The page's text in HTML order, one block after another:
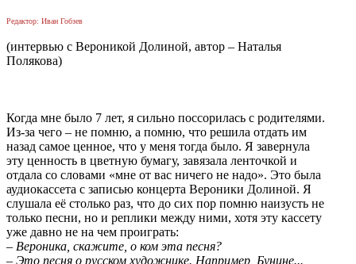
Редактор: Иван Гобзев
(интервью с Вероникой Долиной, автор – Наталья
Полякова)
Когда мне было 7 лет, я сильно поссорилась с родителями.
Из-за чего – не помню, а помню, что решила отдать им
назад самое ценное, что у меня тогда было. Я завернула
эту ценность в цветную бумагу, завязала ленточкой и
отдала со словами «мне от вас ничего не надо». Это была
аудиокассета с записью концерта Вероники Долиной. Я
слушала её столько раз, что до сих пор помню наизусть не
только песни, но и реплики между ними, хотя эту кассету
уже давно не на чем проиграть:
– Вероника, скажите, о ком эта песня?
– Это песня о русском художнике. Например, Бунине...